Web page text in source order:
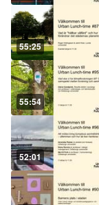
55:25
55:54
52:01